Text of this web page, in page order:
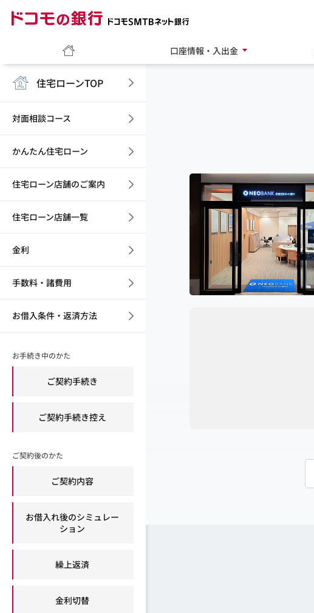
口座情報・入出金
住宅ローンTOP
対面相談コース
かんたん住宅ローン
住宅ローン店舗のご案内
住宅ローン店舗一覧
金利
手数料・諸費用
お借入条件・返済方法
お手続き中のかた
ご契約手続き
ご契約手続き控え
ご契約後のかた
ご契約内容
お借入れ後のシミュレー
ション
繰上返済
金利切替